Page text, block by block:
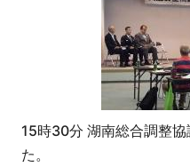
15時30分 湖南総合調整
た。